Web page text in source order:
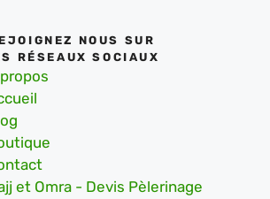
NOUS SUR
RÉSEAUX SOCIAUX
et Omra - Devis Pèlerinage